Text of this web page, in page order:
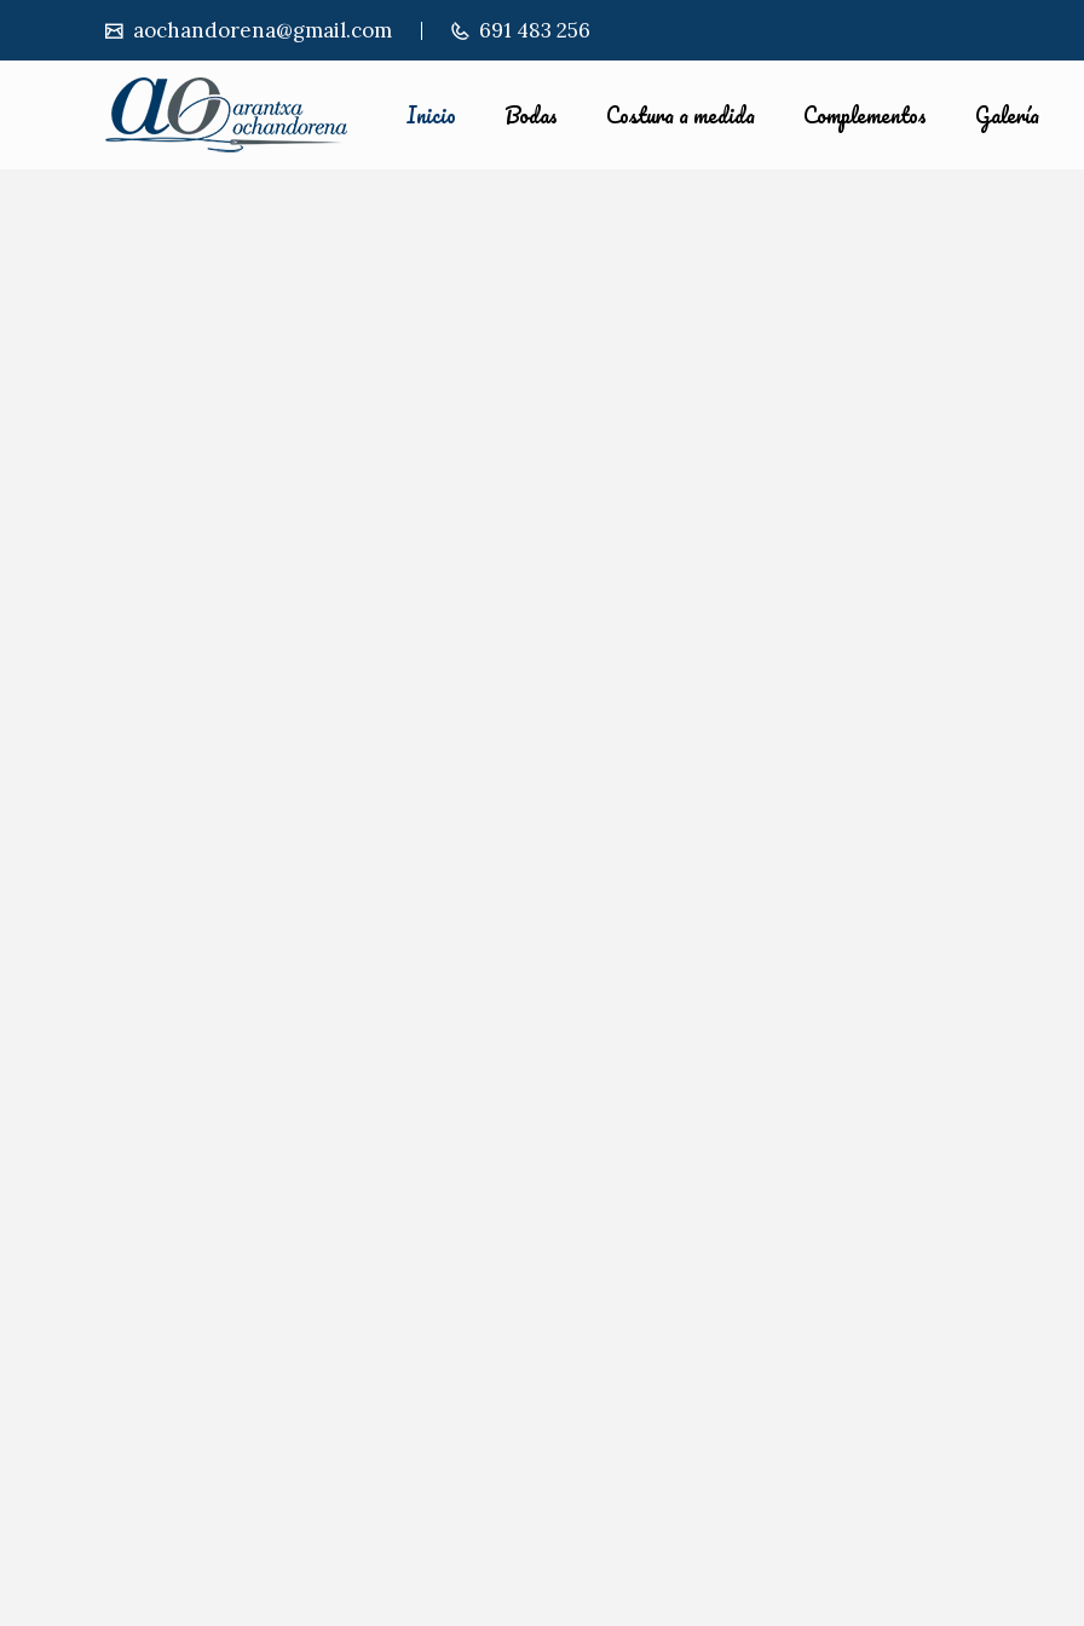
aochandorena@gmail.com 691 483 256
Inicio Bodas Costura a medida Complementos Galería